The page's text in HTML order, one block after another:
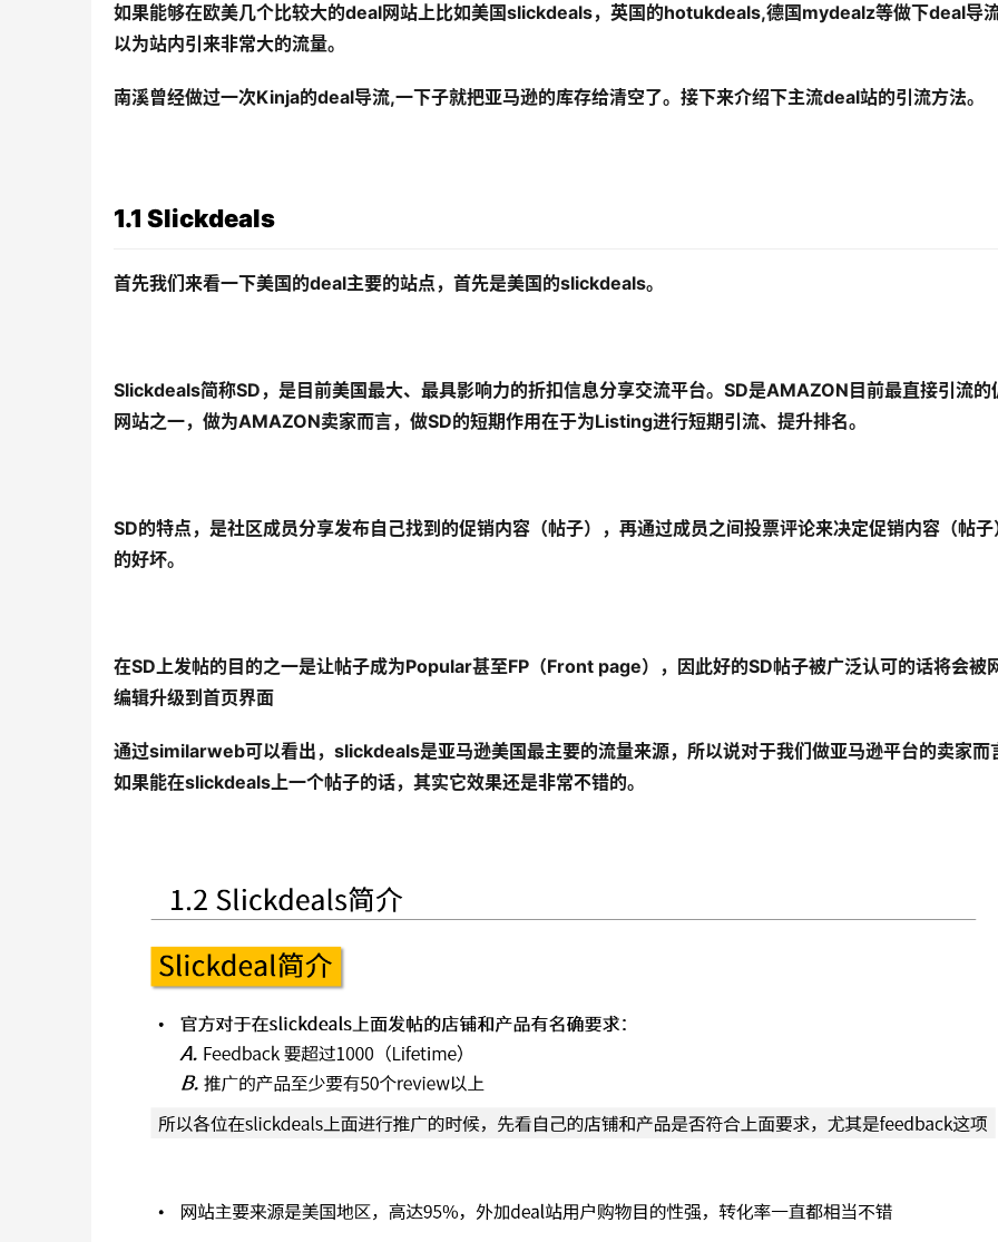
如果能够在欧美几个比较大的deal网站上比如美国slickdeals，英国的hotukdeals,德国mydealz等做下deal导
以为站内引来非常大的流量。
南溪曾经做过一次Kinja的deal导流,一下子就把亚马逊的库存给清空了。接下来介绍下主流deal站的引流方法。
1.1 Slickdeals
首先我们来看一下美国的deal主要的站点，首先是美国的slickdeals。
Slickdeals简称SD，是目前美国最大、最具影响力的折扣信息分享交流平台。SD是AMAZON目前最直接引流的
网站之一，做为AMAZON卖家而言，做SD的短期作用在于为Listing进行短期引流、提升排名。
SD的特点，是社区成员分享发布自己找到的促销内容（帖子），再通过成员之间投票评论来决定促销内容（帖子
的好坏。
在SD上发帖的目的之一是让帖子成为Popular甚至FP（Front page），因此好的SD帖子被广泛认可的话将会被
编辑升级到首页界面
通过similarweb可以看出，slickdeals是亚马逊美国最主要的流量来源，所以说对于我们做亚马逊平台的卖家而
如果能在slickdeals上一个帖子的话，其实它效果还是非常不错的。